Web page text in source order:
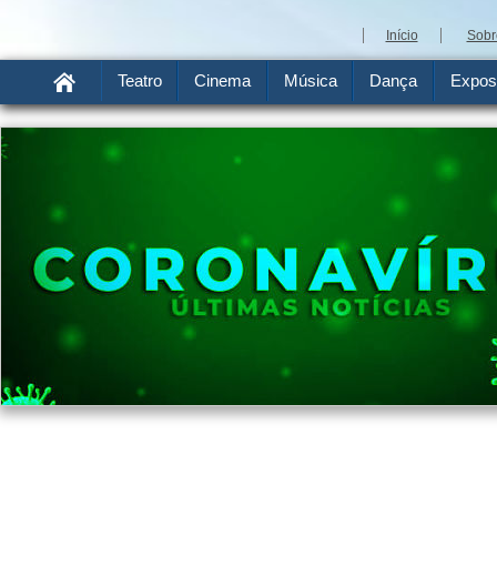
Início
Teatro Cinema Música Dança